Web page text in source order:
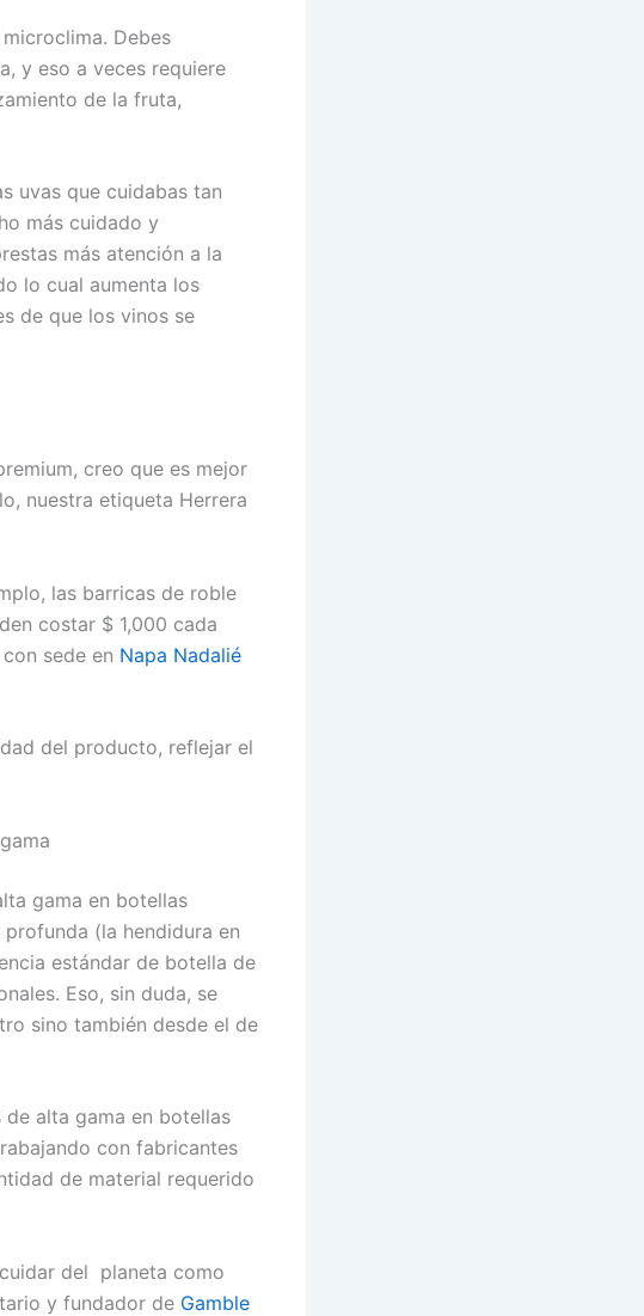
Debes
y eso a veces requiere
de la fruta,
uvas que cuidabas tan
más cuidado y
más atención a la
lo cual aumenta los
de que los vinos se
creo que es mejor
nuestra etiqueta Herrera
las barricas de roble
costar $ 1,000 cada
sede en Napa Nadalié
del producto, reflejar el
gama en botellas
(la hendidura en
estándar de botella de
Eso, sin duda, se
sino también desde el de
alta gama en botellas
con fabricantes
de material requerido
del planeta como
y fundador de Gamble